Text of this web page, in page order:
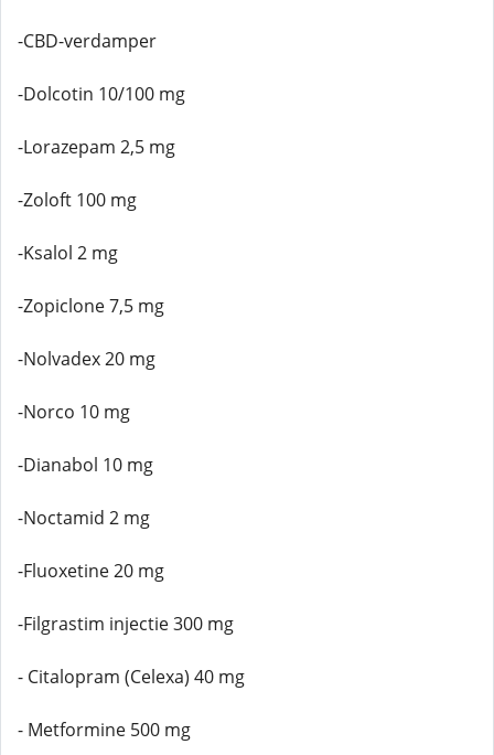
-CBD-verdamper
-Dolcotin 10/100 mg
-Lorazepam 2,5 mg
-Zoloft 100 mg
-Ksalol 2 mg
-Zopiclone 7,5 mg
-Nolvadex 20 mg
-Norco 10 mg
-Dianabol 10 mg
-Noctamid 2 mg
-Fluoxetine 20 mg
-Filgrastim injectie 300 mg
- Citalopram (Celexa) 40 mg
- Metformine 500 mg